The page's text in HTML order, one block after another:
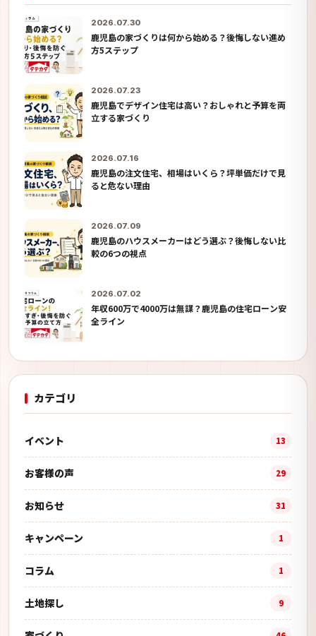
2026.07.30
鹿児島の家づくりは何から始める？後悔しない進め
方5ステップ
2026.07.23
鹿児島でデザイン住宅は高い？おしゃれと予算を両
立する家づくり
2026.07.16
鹿児島の注文住宅、相場はいくら？坪単価だけで見
ると危ない理由
2026.07.09
鹿児島のハウスメーカーはどう選ぶ？後悔しない比
較の6つの視点
2026.07.02
年収600万で4000万は無謀？鹿児島の住宅ローン安
全ライン
カテゴリ
イベント 13
お客様の声 29
お知らせ 31
キャンペーン 1
コラム 1
土地探し 9